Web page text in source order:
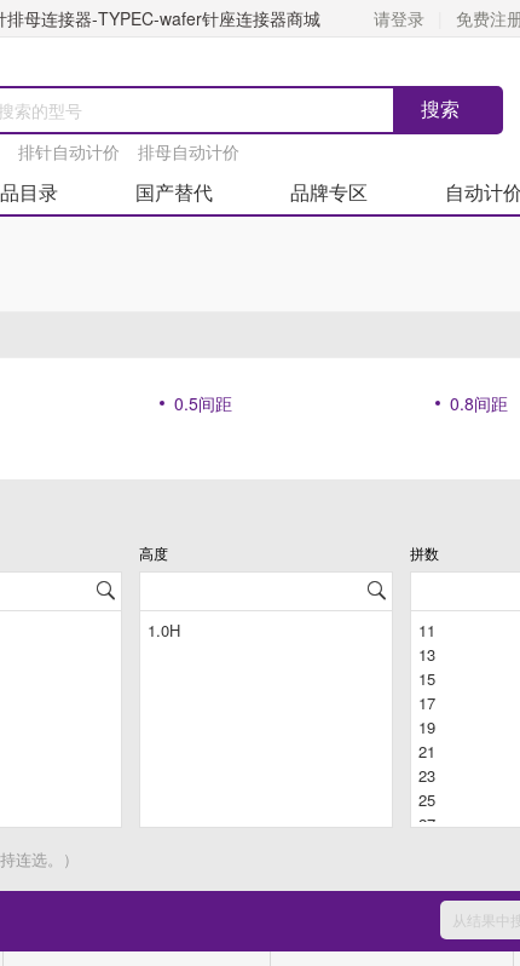
母连接器-TYPEC-wafer针座连接器商城 请登录 免费注
排针自动计价 排母自动计价
目录 国产替代 品牌专区 自动计
0.5间距 0.8间距
高度 拼数
连选。）